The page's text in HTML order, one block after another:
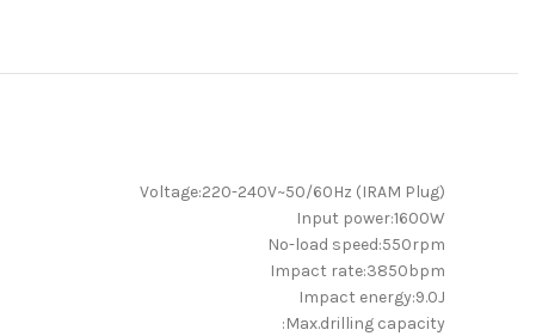
Voltage:220-240V~50/60Hz (IRAM Plug)
Input power:1600W
No-load speed:550rpm
Impact rate:3850bpm
Impact energy:9.0J
Max.drilling capacity: